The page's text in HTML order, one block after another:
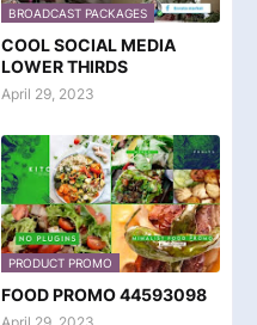
BROADCAST PACKAGES
COOL SOCIAL MEDIA
LOWER THIRDS
April 29, 2023
PRODUCT PROMO
FOOD PROMO 44593098